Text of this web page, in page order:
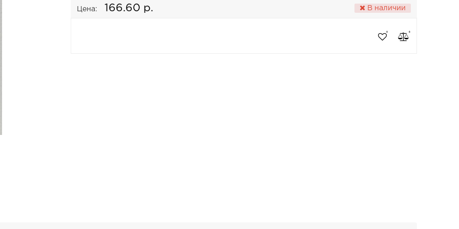
Цена: 166.60 р. В наличии